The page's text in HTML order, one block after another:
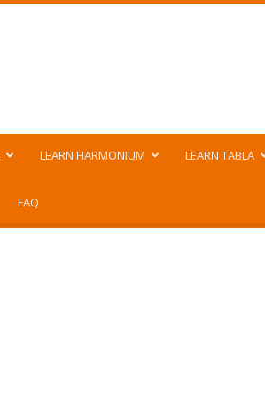
LEARN HARMONIUM LEARN TABLA
FAQ